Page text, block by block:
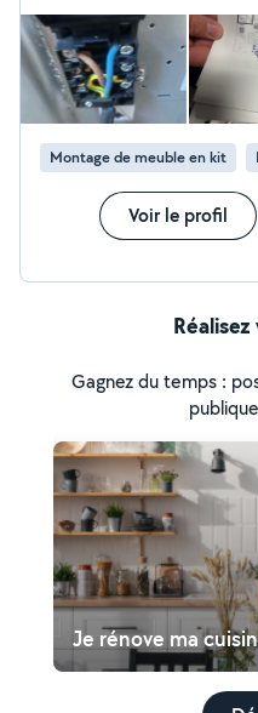
et à l'écoute, je vous
projets, petits ou grands
Montage de meuble en kit
Voir le profil
Gagnez du temps :
Je rénove ma